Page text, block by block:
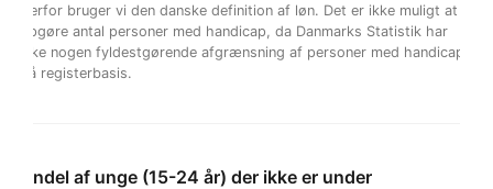
Derfor bruger vi den danske definition af løn. Det er ikke muligt at
opgøre antal personer med handicap, da Danmarks Statistik har
ikke nogen fyldestgørende afgrænsning af personer med handicap
på registerbasis.
Andel af unge (15-24 år) der ikke er under